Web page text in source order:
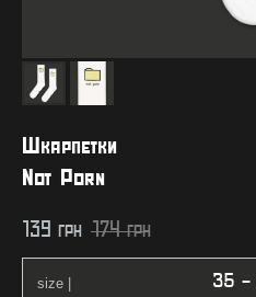
Шкарпетки
Not Porn
139 грн 174 грн